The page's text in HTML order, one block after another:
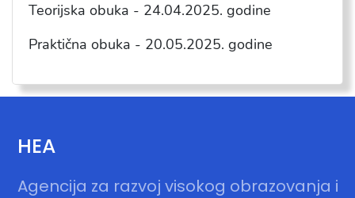
Teorijska obuka - 24.04.2025. godine
Praktična obuka - 20.05.2025. godine
HEA
Agencija za razvoj visokog obrazovanja i